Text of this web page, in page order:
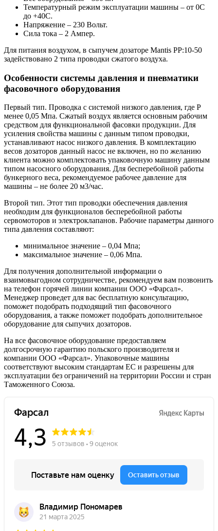
Температурный режим эксплуатации машины – от 0С
до +40С.
Напряжение – 230 Вольт.
Сила тока – 2 Ампер.
Для питания воздухом, в сыпучем дозаторе Mantis PP:10-50
задействовано 2 типа проводки сжатого воздуха.
Особенности системы давления и пневматики
фасовочного оборудования
Первый тип. Проводка с системой низкого давления, где Р
менее 0,05 Мпа. Сжатый воздух является основным рабочим
средством для функциональной фасовки продукции. Для
усиления свойства машины с данным типом проводки,
устанавливают насос низкого давления. В комплектацию
весов дозаторов данный насос не включен, но по желанию
клиента можно комплектовать упаковочную машину данным
типом насосного оборудования. Для бесперебойной работы
бункерного веса, рекомендуемое рабочее давление для
машины – не более 20 м3/час.
Второй тип. Этот тип проводки обеспечения давления
необходим для функционалов бесперебойной работы
сервомоторов и электроклапанов. Рабочие параметры данного
типа давления составляют:
минимальное значение – 0,04 Мпа;
максимальное значение – 0,06 Мпа.
Для получения дополнительной информации о
взаимовыгодном сотрудничестве, рекомендуем вам позвонить
на телефон горячей линии компании ООО «Фарсал».
Менеджер проведет для вас бесплатную консультацию,
поможет подобрать подходящий тип фасовочного
оборудования, а также поможет подобрать дополнительное
оборудование для сыпучих дозаторов.
На все фасовочное оборудование предоставляем
долгосрочную гарантию польского производителя и
компании ООО «Фарсал». Упаковочные машины
соответствуют высоким стандартам ЕС и разрешены для
эксплуатации без ограничений на территории России и стран
Таможенного Союза.